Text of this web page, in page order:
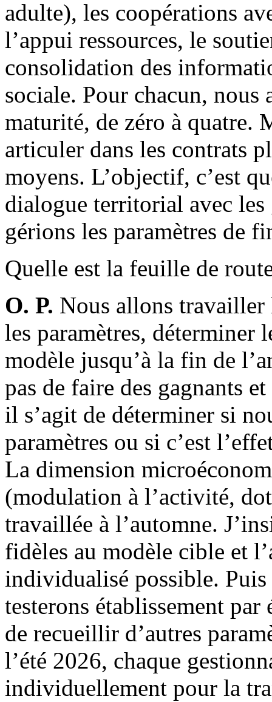
adulte), les coopérations
l’appui ressources, le
consolidation des
sociale. Pour chacun,
maturité, de zéro à quatre.
articuler dans les contrats
moyens. L’objectif, c’est
dialogue territorial avec les
gérions les paramètres de
Quelle est la feuille de
O. P. Nous allons travailler
les paramètres, déterminer
modèle jusqu’à la fin de
pas de faire des gagnants
il s’agit de déterminer si
paramètres ou si c’est
La dimension
(modulation à l’activité,
travaillée à l’automne.
fidèles au modèle cible et
individualisé possible. Puis
testerons établissement par
de recueillir d’autres
l’été 2026, chaque
individuellement pour la